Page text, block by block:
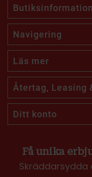
Butiksinformation
Navigering
Läs mer
Återtag, Leasing
Ditt konto
Få unika
Skräddarsydda